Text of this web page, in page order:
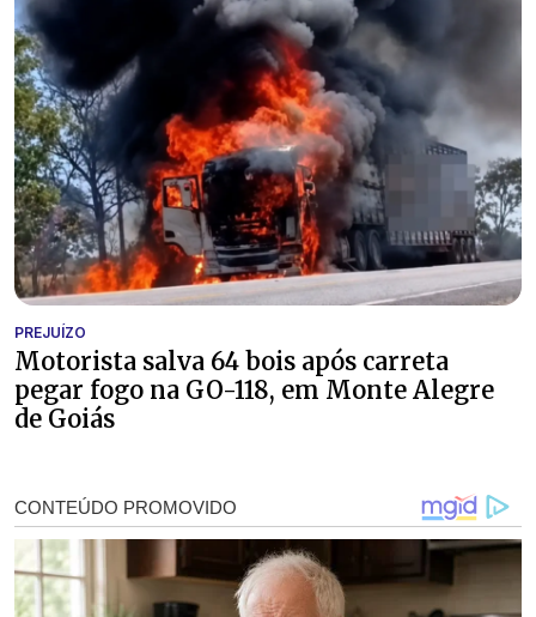
PREJUÍZO
Motorista salva 64 bois após carreta
pegar fogo na GO-118, em Monte Alegre
de Goiás